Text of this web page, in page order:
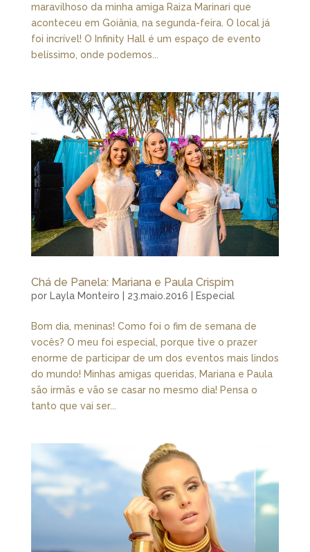
maravilhoso da minha amiga Raiza Marinari que
aconteceu em Goiânia, na segunda-feira. O local já
foi incrível! O Infinity Hall é um espaço de evento
belíssimo, onde podemos...
Chá de Panela: Mariana e Paula Crispim
por Layla Monteiro 23.maio.2016 Especial
Bom dia, meninas! Como foi o fim de semana de
vocês? O meu foi especial, porque tive o prazer
enorme de participar de um dos eventos mais lindos
do mundo! Minhas amigas queridas, Mariana e Paula
são irmãs e vão se casar no mesmo dia! Pensa o
tanto que vai ser...